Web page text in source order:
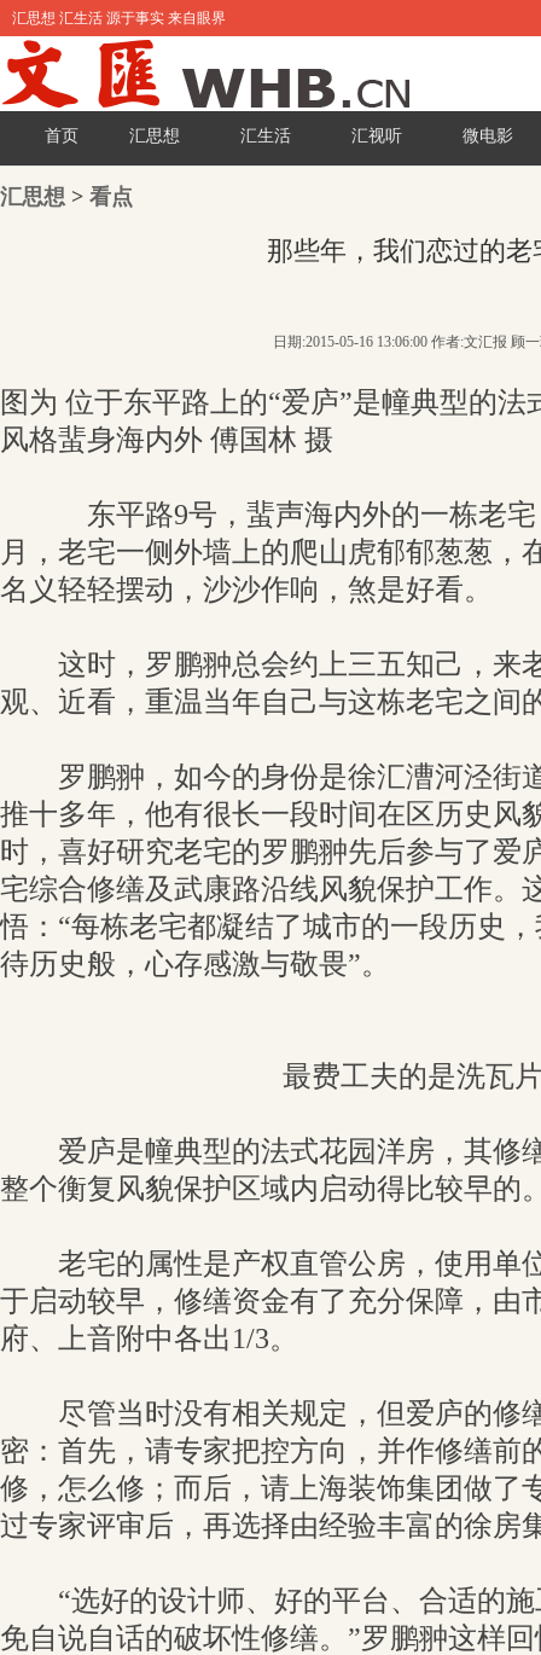
汇思想 汇生活 源于事实 来自眼界
首页 汇思想 汇生活 汇视听 微电影
汇思想 > 看点
那些年，我们恋过的老
日期:2015-05-16 13:06:00 作者:文汇报 顾
图为 位于东平路上的“爱庐”是幢典型的
风格蜚身海内外 傅国林 摄
东平路9号，蜚声海内外的一栋老宅
月，老宅一侧外墙上的爬山虎郁郁葱葱，
名义轻轻摆动，沙沙作响，煞是好看。
这时，罗鹏翀总会约上三五知己，来
观、近看，重温当年自己与这栋老宅之间
罗鹏翀，如今的身份是徐汇漕河泾街
推十多年，他有很长一段时间在区历史风
时，喜好研究老宅的罗鹏翀先后参与了爱
宅综合修缮及武康路沿线风貌保护工作。
悟：“每栋老宅都凝结了城市的一段历史
待历史般，心存感激与敬畏”。
最费工夫的是洗瓦
爱庐是幢典型的法式花园洋房，其修
整个衡复风貌保护区域内启动得比较早的
老宅的属性是产权直管公房，使用单
于启动较早，修缮资金有了充分保障，由
府、上音附中各出1/3。
尽管当时没有相关规定，但爱庐的修
密：首先，请专家把控方向，并作修缮前
修，怎么修；而后，请上海装饰集团做了
过专家评审后，再选择由经验丰富的徐房
“选好的设计师、好的平台、合适的施
免自说自话的破坏性修缮。”罗鹏翀这样